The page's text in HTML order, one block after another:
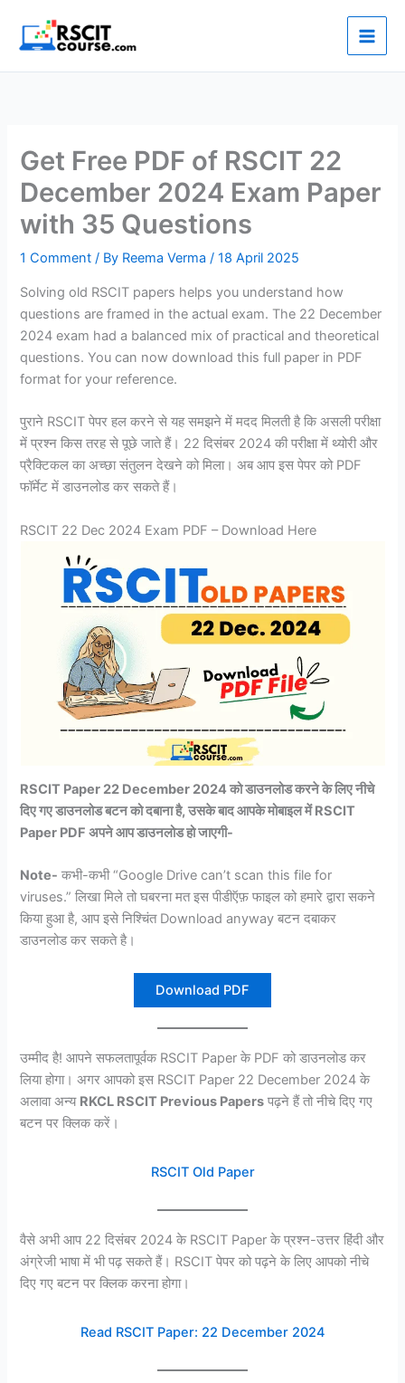
content
Get Free PDF of RSCIT 22
December 2024 Exam Paper
with 35 Questions
1 Comment / By Reema Verma/18 April 2025
Solving old RSCIT papers helps you understand how
questions are framed in the actual exam. The 22 December
2024 exam had a balanced mix of practical and theoretical
questions. You can now download this full paper in PDF
format for your reference.
पुराने RSCIT पेपर हल करने से यह समझने में मदद मिलती है कि असली परीक्षा
में प्रश्न किस तरह से पूछे जाते हैं। 22 दिसंबर 2024 की परीक्षा में थ्योरी और
प्रैक्टिकल का अच्छा संतुलन देखने को मिला। अब आप इस पेपर को PDF
फॉर्मेट में डाउनलोड कर सकते हैं।
RSCIT 22 Dec 2024 Exam PDF – Download Here
RSCIT Paper 22 December 2024 को डाउनलोड करने के लिए नीचे
दिए गए डाउनलोड बटन को दबाना है, उसके बाद आपके मोबाइल में RSCIT
Paper PDF अपने आप डाउनलोड हो जाएगी-
Note- कभी-कभी “Google Drive can’t scan this file for
viruses.” लिखा मिले तो घबरना मत इस पीडीऍफ़ फाइल को हमारे द्वारा सकने
किया हुआ है, आप इसे निश्चिंत Download anyway बटन दबाकर
डाउनलोड कर सकते है।
Download PDF
उम्मीद है! आपने सफलतापूर्वक RSCIT Paper के PDF को डाउनलोड कर
लिया होगा। अगर आपको इस RSCIT Paper 22 December 2024 के
अलावा अन्य RKCL RSCIT Previous Papers पढ़ने हैं तो नीचे दिए गए
बटन पर क्लिक करें।
RSCIT Old Paper
वैसे अभी आप 22 दिसंबर 2024 के RSCIT Paper के प्रश्न-उत्तर हिंदी और
अंग्रेजी भाषा में भी पढ़ सकते हैं। RSCIT पेपर को पढ़ने के लिए आपको नीचे
दिए गए बटन पर क्लिक करना होगा।
Read RSCIT Paper: 22 December 2024